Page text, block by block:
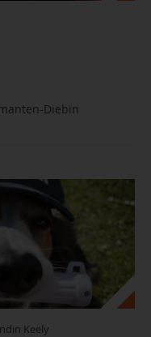
Diebin
Keely